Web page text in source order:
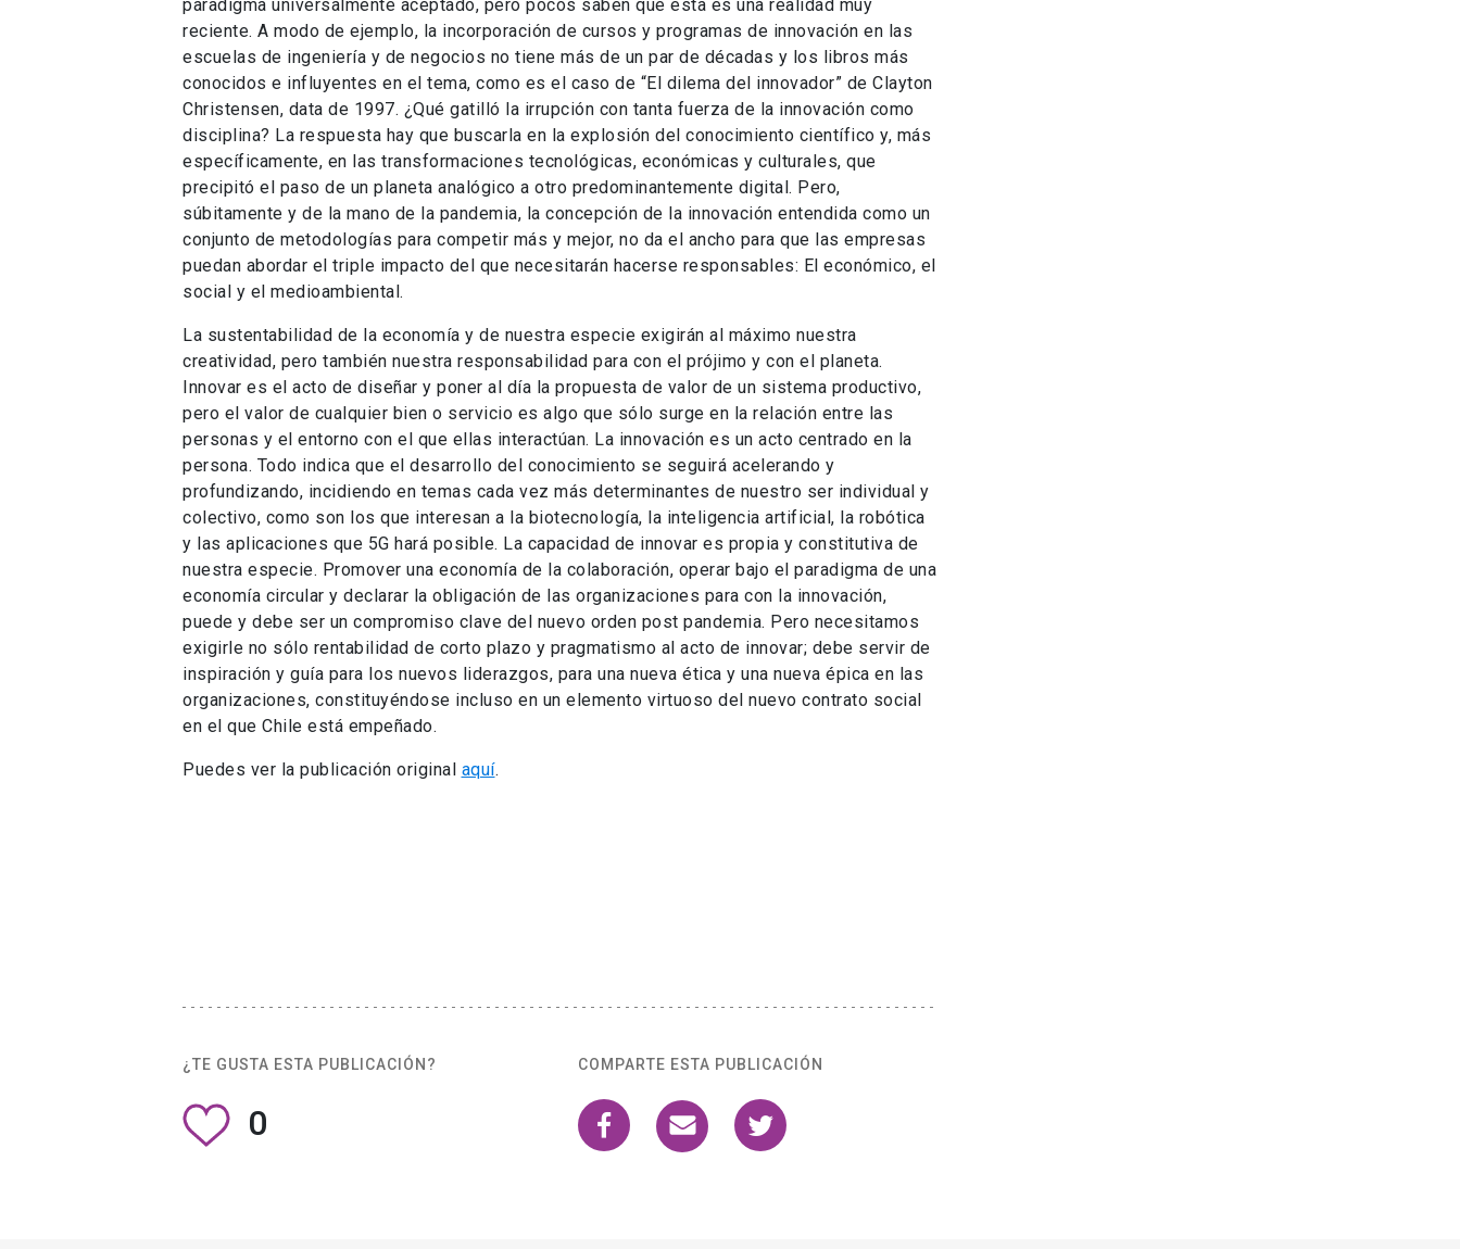
paradigma universalmente aceptado, pero pocos saben que esta es una realidad muy
reciente. A modo de ejemplo, la incorporación de cursos y programas de innovación en las
escuelas de ingeniería y de negocios no tiene más de un par de décadas y los libros más
conocidos e influyentes en el tema, como es el caso de “El dilema del innovador” de Clayton
Christensen, data de 1997. ¿Qué gatilló la irrupción con tanta fuerza de la innovación como
disciplina? La respuesta hay que buscarla en la explosión del conocimiento científico y, más
específicamente, en las transformaciones tecnológicas, económicas y culturales, que
precipitó el paso de un planeta analógico a otro predominantemente digital. Pero,
súbitamente y de la mano de la pandemia, la concepción de la innovación entendida como un
conjunto de metodologías para competir más y mejor, no da el ancho para que las empresas
puedan abordar el triple impacto del que necesitarán hacerse responsables: El económico, el
social y el medioambiental.
La sustentabilidad de la economía y de nuestra especie exigirán al máximo nuestra
creatividad, pero también nuestra responsabilidad para con el prójimo y con el planeta.
Innovar es el acto de diseñar y poner al día la propuesta de valor de un sistema productivo,
pero el valor de cualquier bien o servicio es algo que sólo surge en la relación entre las
personas y el entorno con el que ellas interactúan. La innovación es un acto centrado en la
persona. Todo indica que el desarrollo del conocimiento se seguirá acelerando y
profundizando, incidiendo en temas cada vez más determinantes de nuestro ser individual y
colectivo, como son los que interesan a la biotecnología, la inteligencia artificial, la robótica
y las aplicaciones que 5G hará posible. La capacidad de innovar es propia y constitutiva de
nuestra especie. Promover una economía de la colaboración, operar bajo el paradigma de una
economía circular y declarar la obligación de las organizaciones para con la innovación,
puede y debe ser un compromiso clave del nuevo orden post pandemia. Pero necesitamos
exigirle no sólo rentabilidad de corto plazo y pragmatismo al acto de innovar; debe servir de
inspiración y guía para los nuevos liderazgos, para una nueva ética y una nueva épica en las
organizaciones, constituyéndose incluso en un elemento virtuoso del nuevo contrato social
en el que Chile está empeñado.
Puedes ver la publicación original aquí.